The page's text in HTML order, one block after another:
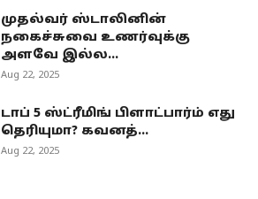
முதல்வர் ஸ்டாலினின்
நகைச்சுவை உணர்வுக்கு
அளவே இல்ல...
Aug 22, 2025
டாப் 5 ஸ்ட்ரீமிங் பிளாட்பார்ம் எது
தெரியுமா? கவனத்...
Aug 22, 2025